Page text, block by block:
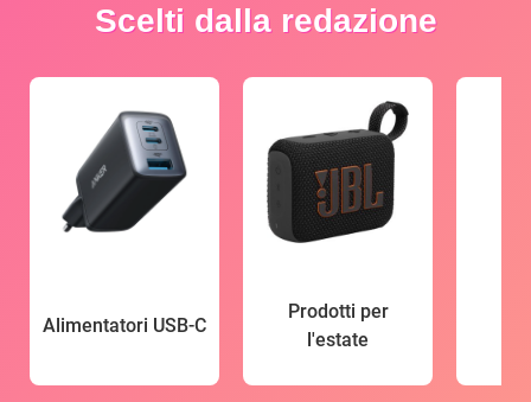
Scelti dalla redazione
Alimentatori USB-C
Prodotti per
l'estate